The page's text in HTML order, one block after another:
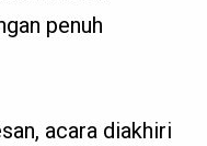
penuh
acara diakhiri